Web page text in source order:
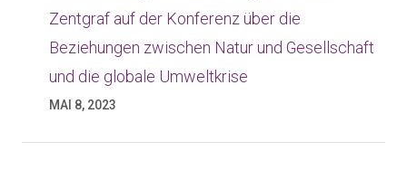
Zentgraf auf der Konferenz über die
Beziehungen zwischen Natur und Gesellschaft
und die globale Umweltkrise
MAI 8, 2023